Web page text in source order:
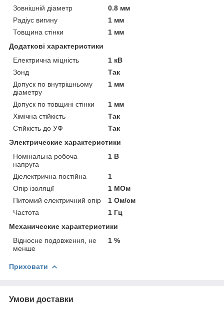
Зовнішній діаметр
0.8 мм
Радіус вигину
1 мм
Товщина стінки
1 мм
Додаткові характеристики
Електрична міцність
1 кВ
Зонд
Так
Допуск по внутрішньому
діаметру
1 мм
Допуск по товщині стінки
1 мм
Хімічна стійкість
Так
Стійкість до УФ
Так
Электрические характеристики
Номінальна робоча
напруга
1 В
Діелектрична постійна
1
Опір ізоляції
1 МОм
Питомий електричний опір
1 Ом/см
Частота
1 Гц
Механические характеристики
Відносне подовження, не
менше
1 %
Приховати
Умови доставки